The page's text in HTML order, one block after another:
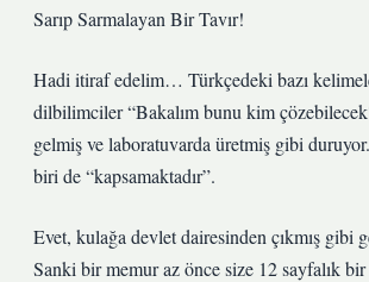
Sarıp Sarmalayan Bir Tavır!
Hadi itiraf edelim… Türkçedeki bazı
dilbilimciler “Bakalım bunu kim
gelmiş ve laboratuvarda üretmiş gibi
biri de “kapsamaktadır”.
Evet, kulağa devlet dairesinden çıkmış gibi
Sanki bir memur az önce size 12 sayfalık